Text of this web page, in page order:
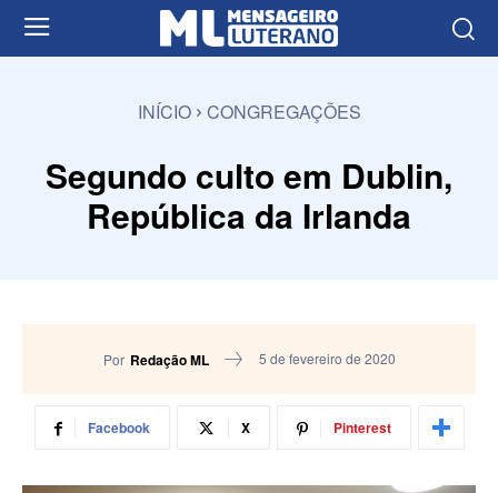
INÍCIO CONGREGAÇÕES
Segundo culto em Dublin,
República da Irlanda
Por Redação ML 5 de fevereiro de 2020
Facebook X Pinterest